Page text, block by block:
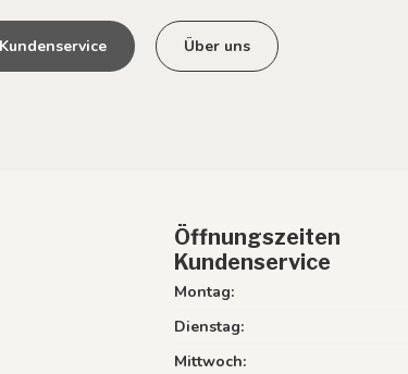
Kundenservice Über uns
Öffnungszeiten
Kundenservice
Montag:
Dienstag:
Mittwoch: